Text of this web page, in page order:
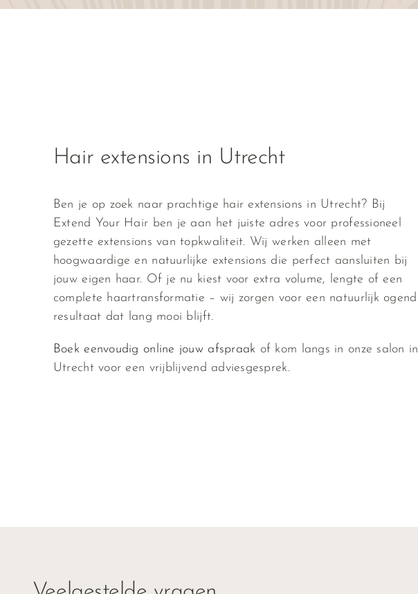
Hair extensions in Utrecht
Ben je op zoek naar prachtige hair extensions in Utrecht? Bij
Extend Your Hair ben je aan het juiste adres voor professioneel
gezette extensions van topkwaliteit. Wij werken alleen met
hoogwaardige en natuurlijke extensions die perfect aansluiten bij
jouw eigen haar. Of je nu kiest voor extra volume, lengte of een
complete haartransformatie – wij zorgen voor een natuurlijk ogend
resultaat dat lang mooi blijft.
Boek eenvoudig online jouw afspraak of kom langs in onze salon in
Utrecht voor een vrijblijvend adviesgesprek.